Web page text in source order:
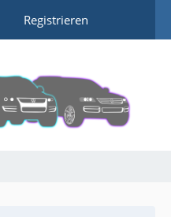
Registrieren